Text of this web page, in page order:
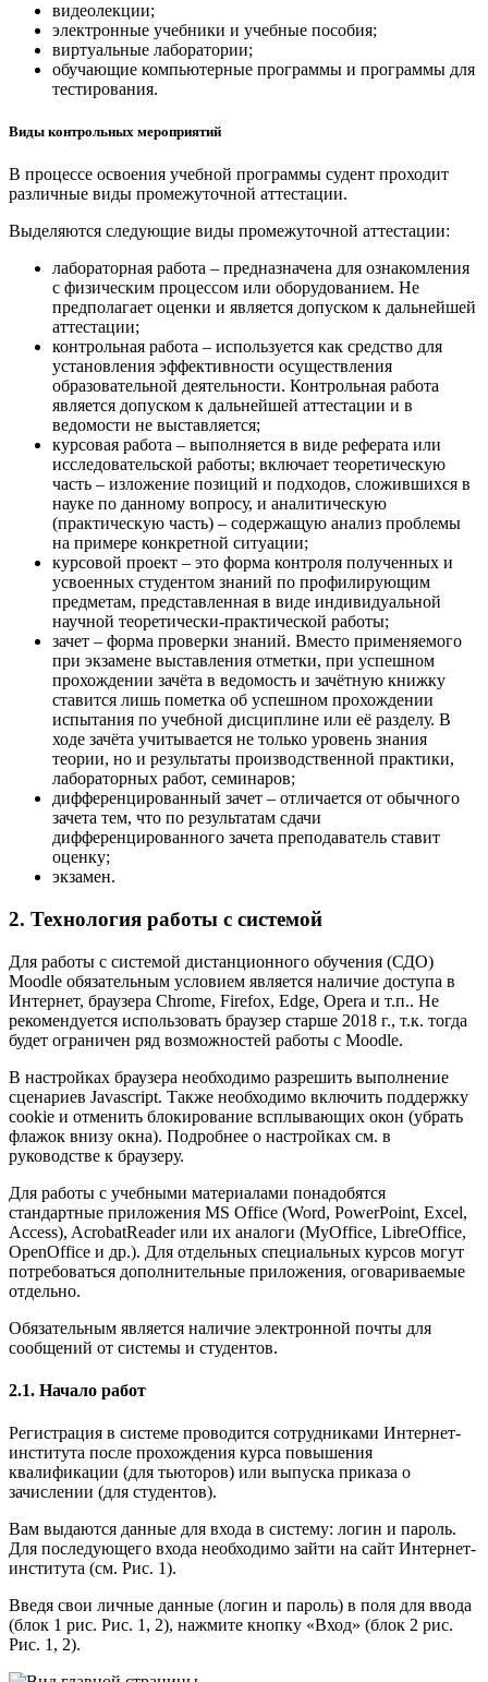
видеолекции;
электронные учебники и учебные пособия;
виртуальные лаборатории;
обучающие компьютерные программы и программы для
тестирования.
Виды контрольных мероприятий
В процессе освоения учебной программы судент проходит
различные виды промежуточной аттестации.
Выделяются следующие виды промежуточной аттестации:
лабораторная работа – предназначена для ознакомления
с физическим процессом или оборудованием. Не
предполагает оценки и является допуском к дальнейшей
аттестации;
контрольная работа – используется как средство для
установления эффективности осуществления
образовательной деятельности. Контрольная работа
является допуском к дальнейшей аттестации и в
ведомости не выставляется;
курсовая работа – выполняется в виде реферата или
исследовательской работы; включает теоретическую
часть – изложение позиций и подходов, сложившихся в
науке по данному вопросу, и аналитическую
(практическую часть) – содержащую анализ проблемы
на примере конкретной ситуации;
курсовой проект – это форма контроля полученных и
усвоенных студентом знаний по профилирующим
предметам, представленная в виде индивидуальной
научной теоретически-практической работы;
зачет – форма проверки знаний. Вместо применяемого
при экзамене выставления отметки, при успешном
прохождении зачёта в ведомость и зачётную книжку
ставится лишь пометка об успешном прохождении
испытания по учебной дисциплине или её разделу. В
ходе зачёта учитывается не только уровень знания
теории, но и результаты производственной практики,
лабораторных работ, семинаров;
дифференцированный зачет – отличается от обычного
зачета тем, что по результатам сдачи
дифференцированного зачета преподаватель ставит
оценку;
экзамен.
2. Технология работы с системой
Для работы с системой дистанционного обучения (СДО)
Moodle обязательным условием является наличие доступа в
Интернет, браузера Chrome, Firefox, Edge, Opera и т.п.. Не
рекомендуется использовать браузер старше 2018 г., т.к. тогда
будет ограничен ряд возможностей работы с Moodle.
В настройках браузера необходимо разрешить выполнение
сценариев Javascript. Также необходимо включить поддержку
cookie и отменить блокирование всплывающих окон (убрать
флажок внизу окна). Подробнее о настройках см. в
руководстве к браузеру.
Для работы с учебными материалами понадобятся
стандартные приложения MS Office (Word, PowerPoint, Excel,
Access), AcrobatReader или их аналоги (MyOffice, LibreOffice,
OpenOffice и др.). Для отдельных специальных курсов могут
потребоваться дополнительные приложения, оговариваемые
отдельно.
Обязательным является наличие электронной почты для
сообщений от системы и студентов.
2.1. Начало работ
Регистрация в системе проводится сотрудниками Интернет-
института после прохождения курса повышения
квалификации (для тьюторов) или выпуска приказа о
зачислении (для студентов).
Вам выдаются данные для входа в систему: логин и пароль.
Для последующего входа необходимо зайти на сайт Интернет-
института (см. Рис. 1).
Введя свои личные данные (логин и пароль) в поля для ввода
(блок 1 рис. Рис. 1, 2), нажмите кнопку «Вход» (блок 2 рис.
Рис. 1, 2).